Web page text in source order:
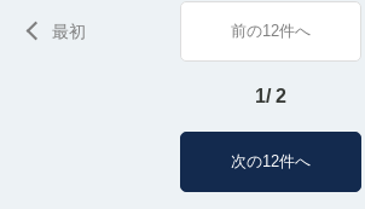
最初 前の12件へ
1/ 2
次の12件へ